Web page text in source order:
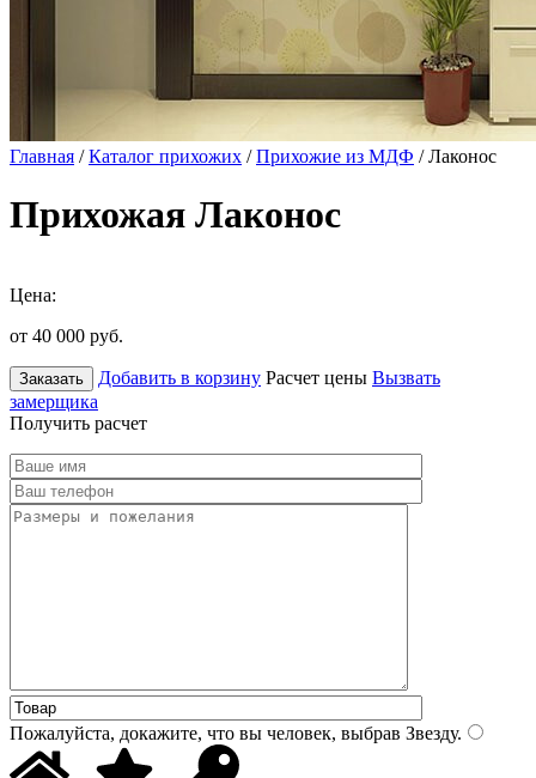
Главная /Каталог прихожих /Прихожие из МДФ / Лаконос
Прихожая Лаконос
Цена:
от 40 000 руб.
Заказать Добавить в корзину Расчет цены Вызвать
замерщика
Получить расчет
Пожалуйста, докажите, что вы человек, выбрав Звезду.